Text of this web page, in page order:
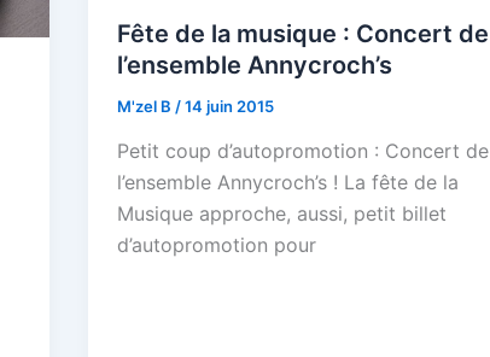
Fête de la musique : Concert de
l’ensemble Annycroch’s
M'zel B /14 juin 2015
Petit coup d’autopromotion : Concert de
l’ensemble Annycroch’s ! La fête de la
Musique approche, aussi, petit billet
d’autopromotion pour